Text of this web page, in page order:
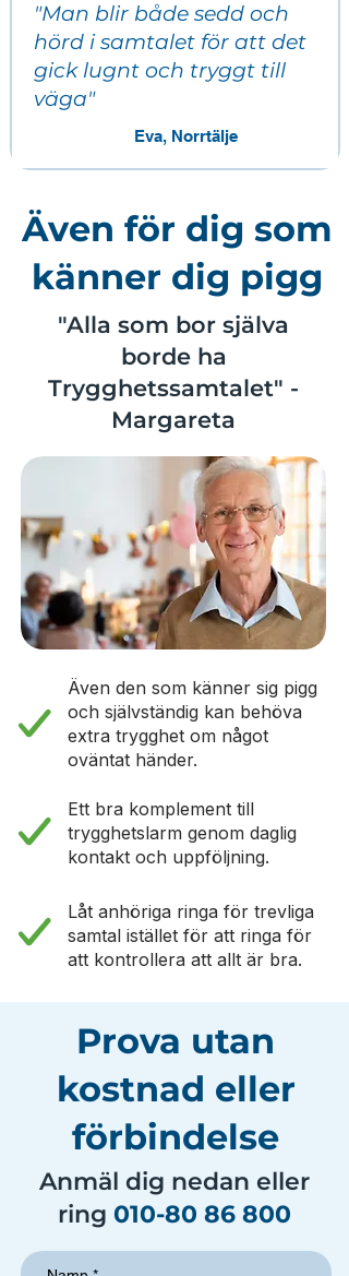
"Man blir både sedd och
hörd i samtalet för att det
gick lugnt och tryggt till
väga"​
Eva, Norrtälje
Även för dig som
känner dig pigg
"Alla som bor själva
borde ha
Trygghetssamtalet" -
Margareta
Även den som känner sig pigg
och självständig kan behöva
extra trygghet om något
oväntat händer.
Ett bra komplement till
trygghetslarm genom daglig
kontakt och uppföljning.
Låt anhöriga ringa för trevliga
samtal istället för att ringa för
att kontrollera att allt är bra.
Prova utan
kostnad eller
förbindelse
Anmäl dig nedan eller
ring 010-80 86 800